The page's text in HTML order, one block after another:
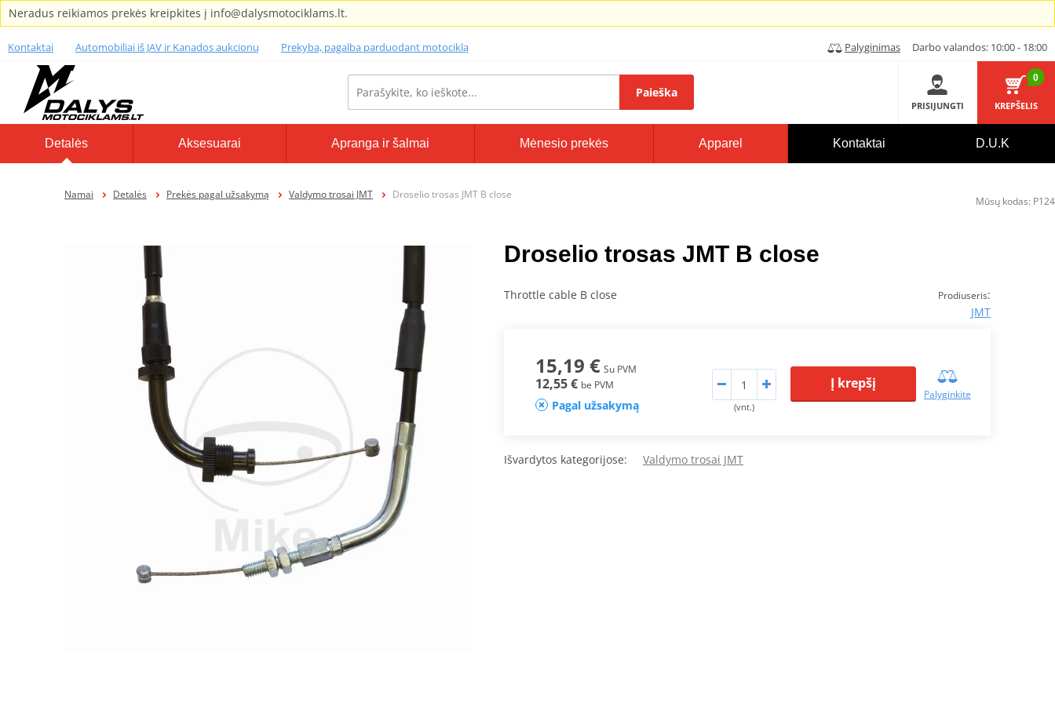
Neradus reikiamos prekės kreipkites į info@dalysmotociklams.lt.
Kontaktai Automobiliai iš JAV ir Kanados aukcionų Prekyba, pagalba parduodant motociklą Palyginimas Darbo valandos: 10:00 - 18:00
Paieška
PRISIJUNGTI
0
KREPŠELIS
Detalės Aksesuarai Apranga ir šalmai Mėnesio prekės Apparel Kontaktai D.U.K
Namai Detalės Prekės pagal užsakymą Valdymo trosai JMT Droselio trosas JMT B close
Droselio trosas JMT B close
Prodiuseris:
JMT
Throttle cable B close
15,19 € Su PVM
12,55 € be PVM
Pagal užsakymą (vnt.)
Į krepšį
Palyginkite
Išvardytos kategorijose: Valdymo trosai JMT
Mūsų kodas: P124